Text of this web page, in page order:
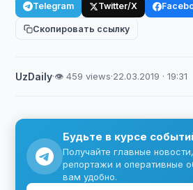
Telegram Twitter/X
Скопировать ссылку
UzDaily·👁 459 views·22.03.2019 · 19:31
Будьте в курсе
Получайте главные
репортажи и оперативные
вам удобно.